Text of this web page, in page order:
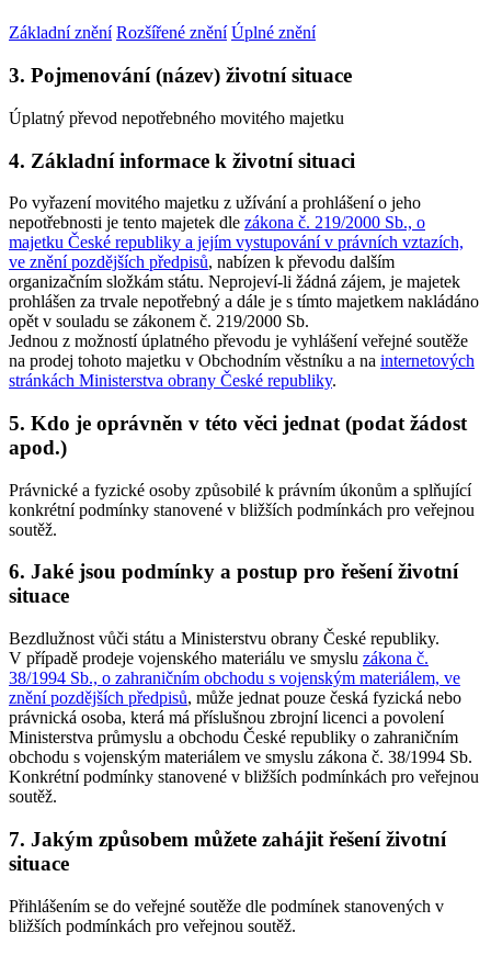
Základní znění Rozšířené znění Úplné znění
3. Pojmenování (název) životní situace
Úplatný převod nepotřebného movitého majetku
4. Základní informace k životní situaci
Po vyřazení movitého majetku z užívání a prohlášení o jeho
nepotřebnosti je tento majetek dle zákona č. 219/2000 Sb., o
majetku České republiky a jejím vystupování v právních vztazích,
ve znění pozdějších předpisů, nabízen k převodu dalším
organizačním složkám státu. Neprojeví-li žádná zájem, je majetek
prohlášen za trvale nepotřebný a dále je s tímto majetkem nakládáno
opět v souladu se zákonem č. 219/2000 Sb.
Jednou z možností úplatného převodu je vyhlášení veřejné soutěže
na prodej tohoto majetku v Obchodním věstníku a na internetových
stránkách Ministerstva obrany České republiky.
5. Kdo je oprávněn v této věci jednat (podat žádost
apod.)
Právnické a fyzické osoby způsobilé k právním úkonům a splňující
konkrétní podmínky stanovené v bližších podmínkách pro veřejnou
soutěž.
6. Jaké jsou podmínky a postup pro řešení životní
situace
Bezdlužnost vůči státu a Ministerstvu obrany České republiky.
V případě prodeje vojenského materiálu ve smyslu zákona č.
38/1994 Sb., o zahraničním obchodu s vojenským materiálem, ve
znění pozdějších předpisů, může jednat pouze česká fyzická nebo
právnická osoba, která má příslušnou zbrojní licenci a povolení
Ministerstva průmyslu a obchodu České republiky o zahraničním
obchodu s vojenským materiálem ve smyslu zákona č. 38/1994 Sb.
Konkrétní podmínky stanovené v bližších podmínkách pro veřejnou
soutěž.
7. Jakým způsobem můžete zahájit řešení životní
situace
Přihlášením se do veřejné soutěže dle podmínek stanovených v
bližších podmínkách pro veřejnou soutěž.